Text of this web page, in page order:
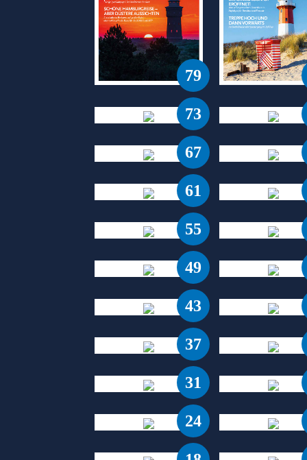
79
73
67
61
55
49
43
37
31
24